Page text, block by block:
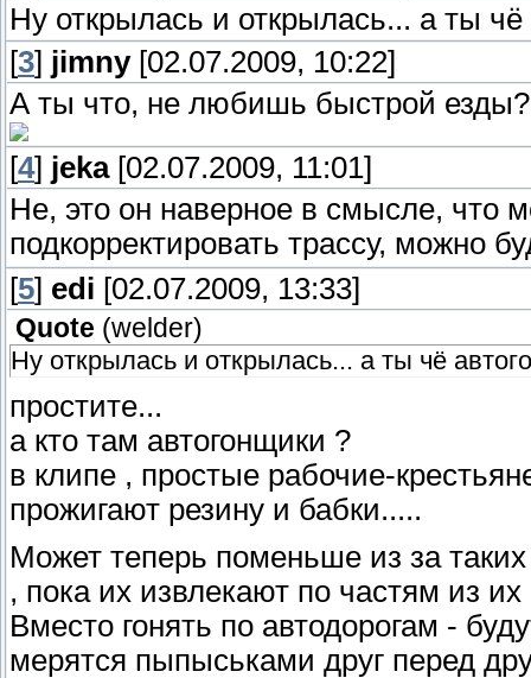
Ну открылась и открылась... а ты чё
[3] jimny[02.07.2009, 10:22]
А ты что, не любишь быстрой
[4] jeka[02.07.2009, 11:01]
Не, это он наверное в смысле, что
подкорректировать трассу, можно
[5] edi [02.07.2009, 13:33]
Quote (welder)
Ну открылась и открылась... а ты чё
простите...
а кто там автогонщики ?
в клипе , простые рабочие-
прожигают резину и бабки.....
Может теперь поменьше из за
, пока их извлекают по частям из
Вместо гонять по автодорогам -
мерятся пыпыськами друг перед